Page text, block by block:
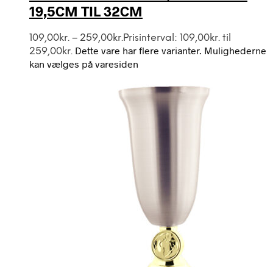
19,5CM TIL 32CM
109,00kr. – 259,00kr.Prisinterval: 109,00kr. til
259,00kr. Dette vare har flere varianter. Mulighederne
kan vælges på varesiden